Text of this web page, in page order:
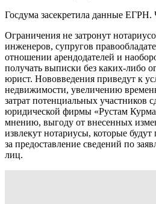
Госдума засекретила данные ЕГРН.
Ограничения не затронут
инженеров, супругов
отношении арендодателей и
получать выписки без каких-либо
юрист. Нововведения приведут к
недвижимости, увеличению
затрат потенциальных участников
юридической фирмы «Рустам
мнению, выгоду от внесенных
извлекут нотариусы, которые будут
за предоставление сведений по
лиц.